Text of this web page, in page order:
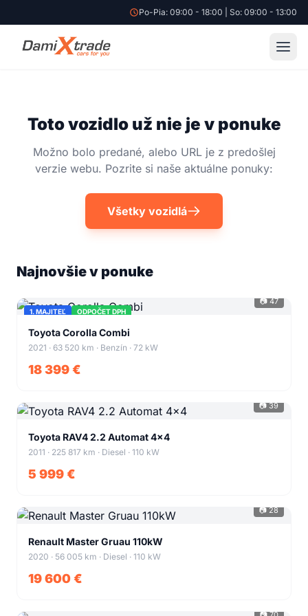
Po-Pia: 09:00 - 18:00 | So: 09:00 - 13:00
Toto vozidlo už nie je v ponuke
Možno bolo predané, alebo URL je z predošlej
verzie webu. Pozrite si naše aktuálne ponuky:
Všetky vozidlá
Najnovšie v ponuke
1. MAJITEĽ ODPOČET DPH
📷 47
+43
Toyota Corolla Combi
2021 · 63 520 km · Benzín · 72 kW
18 399 €
📷 39
+35
Toyota RAV4 2.2 Automat 4x4
2011 · 225 817 km · Diesel · 110 kW
5 999 €
📷 28
+24
Renault Master Gruau 110kW
2020 · 56 005 km · Diesel · 110 kW
19 600 €